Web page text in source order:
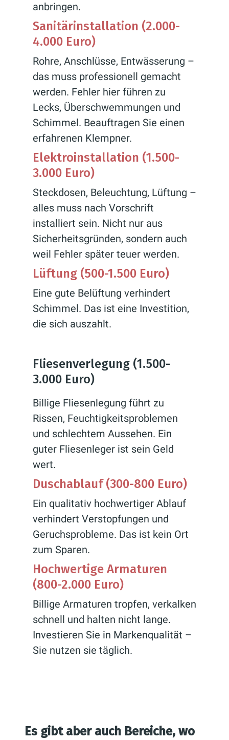
anbringen.
Sanitärinstallation (2.000-
4.000 Euro)
Rohre, Anschlüsse, Entwässerung –
das muss professionell gemacht
werden. Fehler hier führen zu
Lecks, Überschwemmungen und
Schimmel. Beauftragen Sie einen
erfahrenen Klempner.
Elektroinstallation (1.500-
3.000 Euro)
Steckdosen, Beleuchtung, Lüftung –
alles muss nach Vorschrift
installiert sein. Nicht nur aus
Sicherheitsgründen, sondern auch
weil Fehler später teuer werden.
Lüftung (500-1.500 Euro)
Eine gute Belüftung verhindert
Schimmel. Das ist eine Investition,
die sich auszahlt.
Fliesenverlegung (1.500-
3.000 Euro)
Billige Fliesenlegung führt zu
Rissen, Feuchtigkeitsproblemen
und schlechtem Aussehen. Ein
guter Fliesenleger ist sein Geld
wert.
Duschablauf (300-800 Euro)
Ein qualitativ hochwertiger Ablauf
verhindert Verstopfungen und
Geruchsprobleme. Das ist kein Ort
zum Sparen.
Hochwertige Armaturen
(800-2.000 Euro)
Billige Armaturen tropfen, verkalken
schnell und halten nicht lange.
Investieren Sie in Markenqualität –
Sie nutzen sie täglich.
Es gibt aber auch Bereiche, wo